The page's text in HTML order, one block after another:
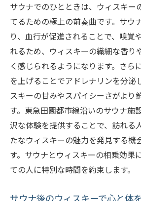
サウナでのひとときは、ウィスキー
てるための極上の前奏曲です。サウ
り、血行が促進されることで、嗅覚
れるため、ウィスキーの繊細な香り
く感じられるようになります。さら
を上げることでアドレナリンを分泌
スキーの甘みやスパイシーさがより
す。東急田園都市線沿いのサウナ施
沢な体験を提供することで、訪れる
たなウィスキーの魅力を発見する機
す。サウナとウィスキーの相乗効果
ての人に特別な時間を約束します。
サウナ後のウィスキーで心と体